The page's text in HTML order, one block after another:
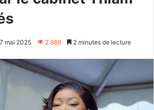
mai 2025 2 989 2 minutes de lecture